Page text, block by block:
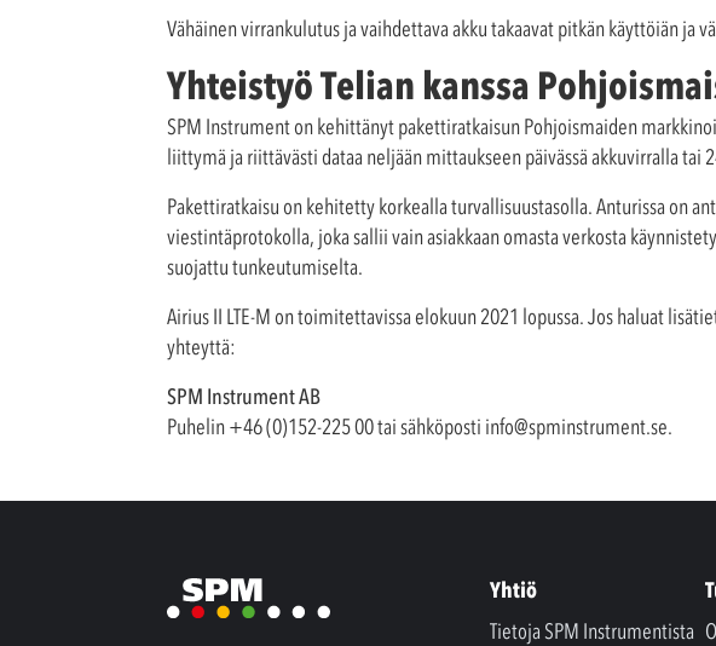
Vähäinen virrankulutus ja vaihdettava akku takaavat pitkän käyttöiän ja
Yhteistyö Telian kanssa
SPM Instrument on kehittänyt pakettiratkaisun Pohjoismaiden
liittymä ja riittävästi dataa neljään mittaukseen päivässä akkuvirralla tai
Pakettiratkaisu on kehitetty korkealla turvallisuustasolla. Anturissa on
viestintäprotokolla, joka sallii vain asiakkaan omasta verkosta
suojattu tunkeutumiselta.
Airius II LTE-M on toimitettavissa elokuun 2021 lopussa. Jos haluat
yhteyttä:
SPM Instrument AB
Puhelin +46 (0)152-225 00 tai sähköposti info@spminstrument.se.
Yhtiö
Tietoja SPM Instrumentista